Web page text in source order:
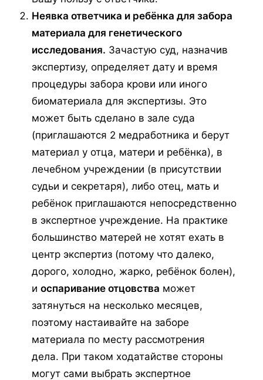
Неявка ответчика и ребёнка для забора
материала для генетического
исследования. Зачастую суд, назначив
экспертизу, определяет дату и время
процедуры забора крови или иного
биоматериала для экспертизы. Это
может быть сделано в зале суда
(приглашаются 2 медработника и берут
материал у отца, матери и ребёнка), в
лечебном учреждении (в присутствии
судьи и секретаря), либо отец, мать и
ребёнок приглашаются непосредственно
в экспертное учреждение. На практике
большинство матерей не хотят ехать в
центр экспертиз (потому что далеко,
дорого, холодно, жарко, ребёнок болен),
и оспаривание отцовства может
затянуться на несколько месяцев,
поэтому настаивайте на заборе
материала по месту рассмотрения
дела. При таком ходатайстве стороны
могут сами выбрать экспертное